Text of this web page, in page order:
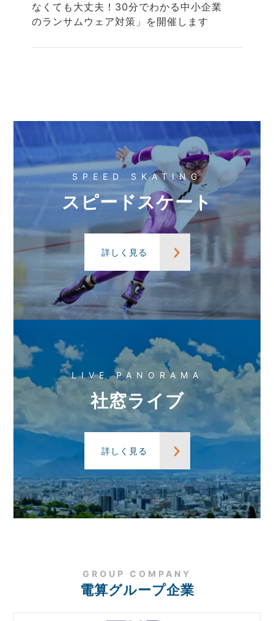
なくても大丈夫！30分でわかる中小企業
のランサムウェア対策」を開催します
SPEED SKATING
スピードスケート
詳しく見る
LIVE PANORAMA
社窓ライブ
詳しく見る
GROUP COMPANY
電算グループ企業